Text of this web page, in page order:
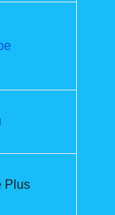
Plus